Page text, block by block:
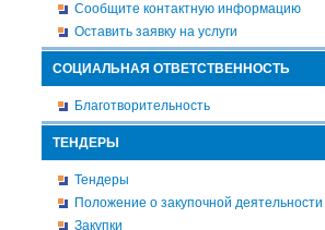
Сообщите контактную информацию
Оставить заявку на услуги
СОЦИАЛЬНАЯ ОТВЕТСТВЕННОСТЬ
Благотворительность
ТЕНДЕРЫ
Тендеры
Положение о закупочной деятельности
Закупки